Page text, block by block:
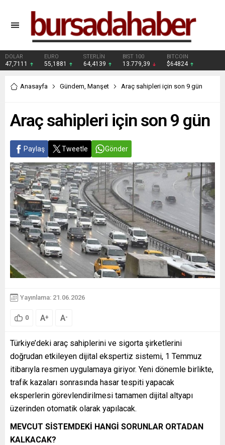
DOLAR
47,7111
EURO
55,1881
STERLİN
64,4139
BIST 100
13.779,39
BITCOIN
$64824
Anasayfa Gündem, Manşet Araç sahipleri için son 9 gün
Araç sahipleri için son 9 gün
Paylaş Tweetle Gönder
Yayınlama: 21.06.2026
0 A+ A-
Türkiye’deki araç sahiplerini ve sigorta şirketlerini
doğrudan etkileyen dijital ekspertiz sistemi, 1 Temmuz
itibarıyla resmen uygulamaya giriyor. Yeni dönemle birlikte,
trafik kazaları sonrasında hasar tespiti yapacak
eksperlerin görevlendirilmesi tamamen dijital altyapı
üzerinden otomatik olarak yapılacak.
MEVCUT SİSTEMDEKİ HANGİ SORUNLAR ORTADAN
KALKACAK?